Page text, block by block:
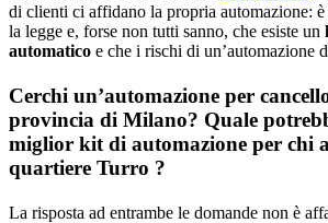
di clienti ci affidano la propria automazione:
la legge e, forse non tutti sanno, che esiste un
automatico e che i rischi di un’automazione
Cerchi un’automazione per
provincia di Milano? Quale
miglior kit di automazione per chi
quartiere Turro ?
La risposta ad entrambe le domande non è